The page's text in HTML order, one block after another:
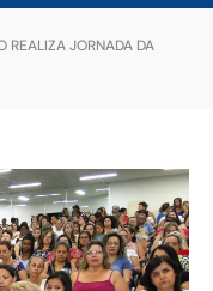
REALIZA JORNADA DA